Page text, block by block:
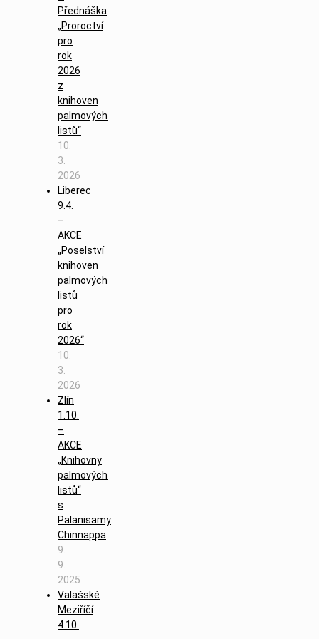
Přednáška
„Proroctví
pro
rok
2026
z
knihoven
palmových
listů“
10.
3.
2026
Liberec
9.4.
–
AKCE
„Poselství
knihoven
palmových
listů
pro
rok
2026“
10.
3.
2026
Zlín
1.10.
–
AKCE
„Knihovny
palmových
listů“
s
Palanisamy
Chinnappa
9.
9.
2025
Valašské
Meziříčí
4.10.